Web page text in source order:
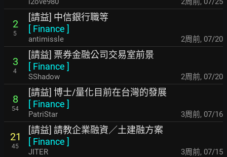
2
5
[請益] 中信銀行職等
[ Finance ]
antimissle 2周前, 07/20
3
4
[請益] 票券金融公司交易室前景
[ Finance ]
SShadow 2周前, 07/20
8
54
[請益] 博士/量化目前在台灣的發展
[ Finance ]
PatriStar 3周前, 07/16
21
45
[請益] 請教企業融資／土建融方案
[ Finance ]
JITER 3周前, 07/15